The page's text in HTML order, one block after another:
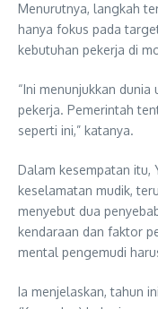
Menurutnya, langkah
hanya fokus pada
kebutuhan pekerja di
“Ini menunjukkan
pekerja. Pemerintah
seperti ini,” katanya.
Dalam kesempatan itu,
keselamatan mudik,
menyebut dua
kendaraan dan faktor
mental pengemudi
Ia menjelaskan, tahun